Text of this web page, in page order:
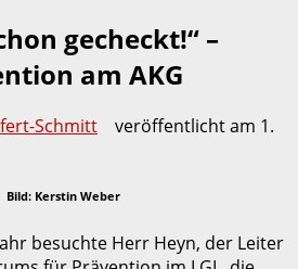
gecheckt!“ –
am AKG
Schmitt veröffentlicht am 1.
Weber
besuchte Herr Heyn, der Leiter